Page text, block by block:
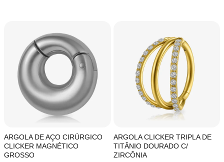
ARGOLA DE AÇO CIRÚRGICO
CLICKER MAGNÉTICO
GROSSO
ARGOLA CLICKER TRIPLA DE
TITÂNIO DOURADO C/
ZIRCÔNIA